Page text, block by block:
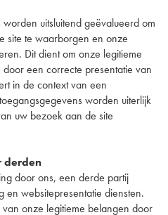
uitsluitend geëvalueerd om
site te waarborgen en onze
Dit dient om onze legitieme
een correcte presentatie van
in de context van een
worden uiterlijk
uw bezoek aan de site
derden
door ons, een derde partij
en websitepresentatie diensten.
onze legitieme belangen door